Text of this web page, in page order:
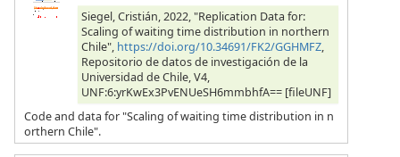
Siegel, Cristián, 2022, "Replication Data for:
Scaling of waiting time distribution in northern
Chile", https://doi.org/10.34691/FK2/GGHMFZ,
Repositorio de datos de investigación de la
Universidad de Chile, V4,
UNF:6:yrKwEx3PvENUeSH6mmbhfA== [fileUNF]
Code and data for "Scaling of waiting time distribution in n
orthern Chile".